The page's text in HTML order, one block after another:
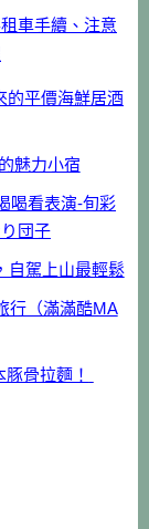
車手續、注意
的平價海鮮居酒
魅力小宿
喝看表演-旬彩
団子
自駕上山最輕鬆
行（滿滿酷MA
骨拉麵！